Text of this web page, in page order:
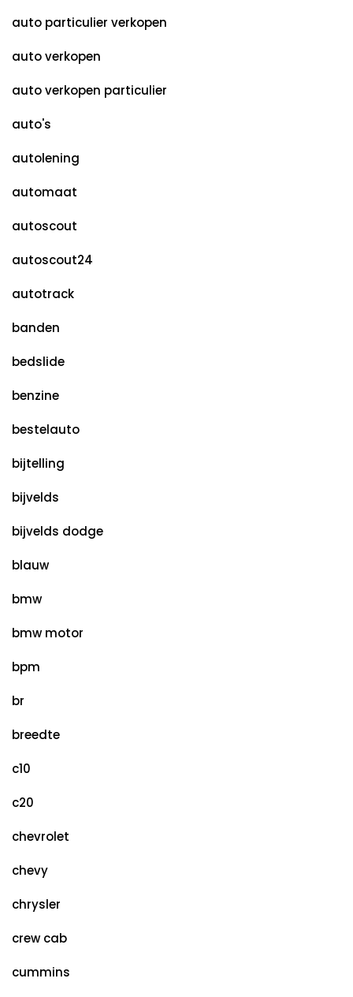
auto particulier verkopen
auto verkopen
auto verkopen particulier
auto's
autolening
automaat
autoscout
autoscout24
autotrack
banden
bedslide
benzine
bestelauto
bijtelling
bijvelds
bijvelds dodge
blauw
bmw
bmw motor
bpm
br
breedte
c10
c20
chevrolet
chevy
chrysler
crew cab
cummins